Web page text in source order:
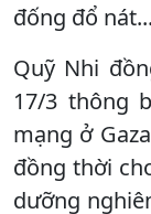
đống đổ
Quỹ Nhi
17/3 thông
mạng ở
đồng thời
dưỡng